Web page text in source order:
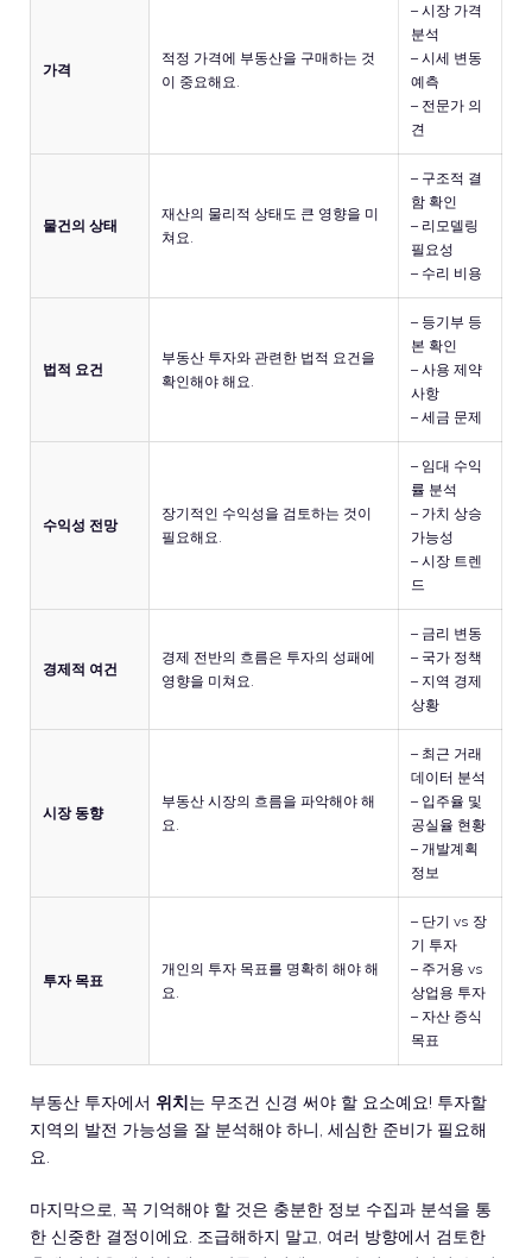
가격
적정 가격에 부동산을 구매하는 것
이 중요해요.
– 시장 가격
분석
– 시세 변동
예측
– 전문가 의
견
물건의 상태
재산의 물리적 상태도 큰 영향을 미
쳐요.
– 구조적 결
함 확인
– 리모델링
필요성
– 수리 비용
법적 요건
부동산 투자와 관련한 법적 요건을
확인해야 해요.
– 등기부 등
본 확인
– 사용 제약
사항
– 세금 문제
수익성 전망
장기적인 수익성을 검토하는 것이
필요해요.
– 임대 수익
률 분석
– 가치 상승
가능성
– 시장 트렌
드
경제적 여건
경제 전반의 흐름은 투자의 성패에
영향을 미쳐요.
– 금리 변동
– 국가 정책
– 지역 경제
상황
시장 동향
부동산 시장의 흐름을 파악해야 해
요.
– 최근 거래
데이터 분석
– 입주율 및
공실율 현황
– 개발계획
정보
투자 목표
개인의 투자 목표를 명확히 해야 해
요.
– 단기 vs 장
기 투자
– 주거용 vs
상업용 투자
– 자산 증식
목표
부동산 투자에서 위치는 무조건 신경 써야 할 요소예요! 투자할
지역의 발전 가능성을 잘 분석해야 하니, 세심한 준비가 필요해
요.
마지막으로, 꼭 기억해야 할 것은 충분한 정보 수집과 분석을 통
한 신중한 결정이에요. 조급해하지 말고, 여러 방향에서 검토한